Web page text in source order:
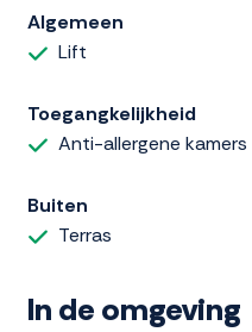
Algemeen
Lift
Toegangkelijkheid
Anti-allergene kamers
Buiten
Terras
In de omgeving